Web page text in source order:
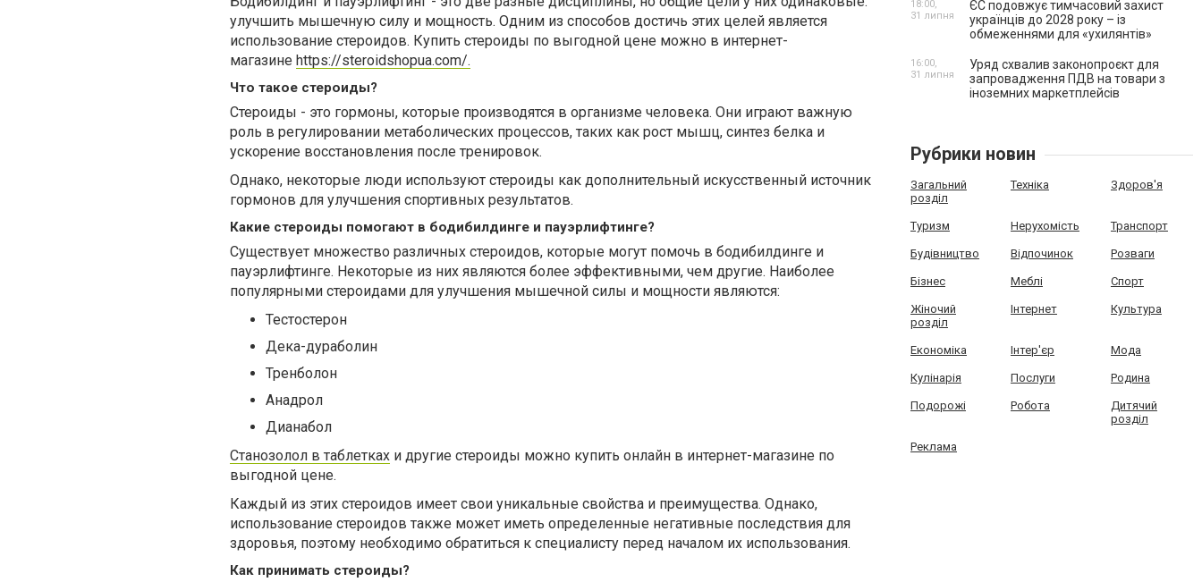
улучшить мышечную силу и мощность. Одним из способов достичь этих целей является
использование стероидов. Купить стероиды по выгодной цене можно в интернет-
магазине https://steroidshopua.com/.
Что такое стероиды?
Стероиды - это гормоны, которые производятся в организме человека. Они играют важную
роль в регулировании метаболических процессов, таких как рост мышц, синтез белка и
ускорение восстановления после тренировок.
Однако, некоторые люди используют стероиды как дополнительный искусственный источник
гормонов для улучшения спортивных результатов.
Какие стероиды помогают в бодибилдинге и пауэрлифтинге?
Существует множество различных стероидов, которые могут помочь в бодибилдинге и
пауэрлифтинге. Некоторые из них являются более эффективными, чем другие. Наиболее
популярными стероидами для улучшения мышечной силы и мощности являются:
Тестостерон
Дека-дураболин
Тренболон
Анадрол
Дианабол
Станозолол в таблетках и другие стероиды можно купить онлайн в интернет-магазине по
выгодной цене.
Каждый из этих стероидов имеет свои уникальные свойства и преимущества. Однако,
использование стероидов также может иметь определенные негативные последствия для
здоровья, поэтому необходимо обратиться к специалисту перед началом их использования.
Как принимать стероиды?
ЄС подовжує тимчасовий захист
українців до 2028 року – із
обмеженнями для «ухилянтів»
18:00,
31 липня
Уряд схвалив законопроєкт для
запровадження ПДВ на товари з
іноземних маркетплейсів
16:00,
31 липня
Рубрики новин
Загальний
розділ
Техніка Здоров'я
Туризм Нерухомість Транспорт
Будівництво Відпочинок Розваги
Бізнес Меблі Спорт
Жіночий
розділ
Інтернет Культура
Економіка Інтер'єр Мода
Кулінарія Послуги Родина
Подорожі Робота
Дитячий
розділ
Реклама